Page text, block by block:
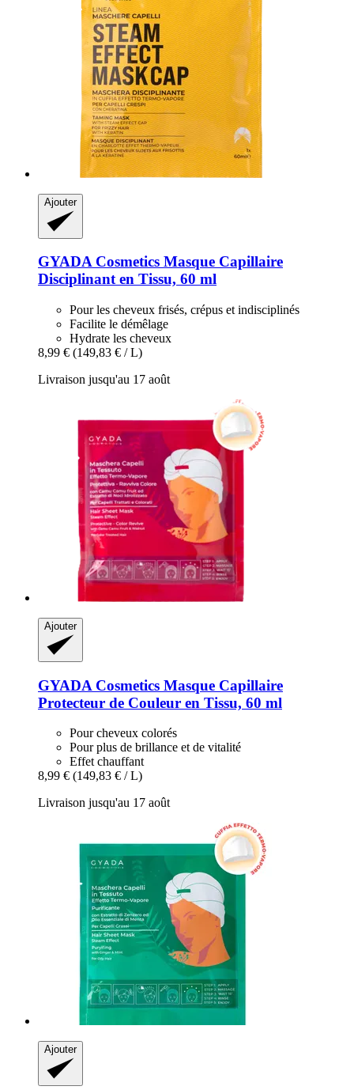
Ajouter
GYADA Cosmetics Masque Capillaire
Disciplinant en Tissu, 60 ml
Pour les cheveux frisés, crépus et indisciplinés
Facilite le démêlage
Hydrate les cheveux
8,99 € (149,83 € / L)
Livraison jusqu'au 17 août
Ajouter
GYADA Cosmetics Masque Capillaire
Protecteur de Couleur en Tissu, 60 ml
Pour cheveux colorés
Pour plus de brillance et de vitalité
Effet chauffant
8,99 € (149,83 € / L)
Livraison jusqu'au 17 août
Ajouter